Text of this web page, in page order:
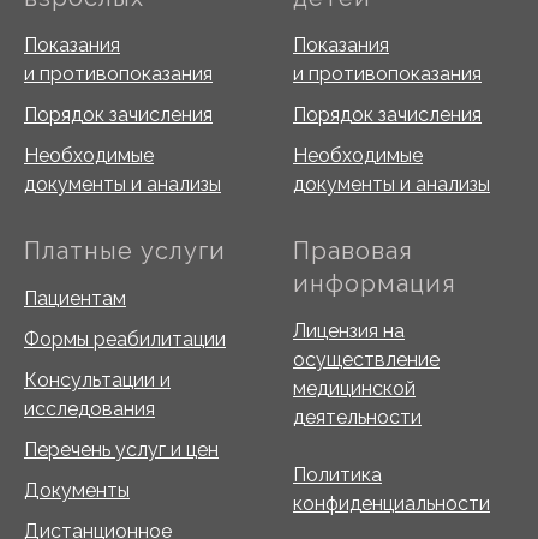
Показания
и противопоказания
Порядок зачисления
Необходимые
документы и анализы
Показания
и противопоказания
Порядок зачисления
Необходимые
документы и анализы
Платные услуги
Пациентам
Формы реабилитации
Консультации и
исследования
Перечень услуг и цен
Документы
Дистанционное
Правовая
информация
Лицензия на
осуществление
медицинской
деятельности
Политика
конфиденциальности